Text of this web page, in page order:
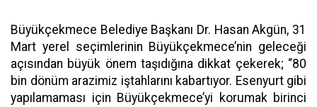
Büyükçekmece Belediye Başkanı Dr. Hasan Akgün, 31
Mart yerel seçimlerinin Büyükçekmece’nin geleceği
açısından büyük önem taşıdığına dikkat çekerek; “80
bin dönüm arazimiz iştahlarını kabartıyor. Esenyurt gibi
yapılamaması için Büyükçekmece’yi korumak birinci